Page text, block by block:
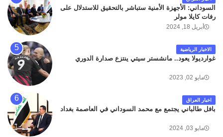
السوداني: الأجهزة الأمنية ستباشر بالتحقيق للاستدلال على
رفات كايلا مولر
أبريل 18, 2024
الاخبار الرياضية
غوارديولا يعود.. مانشستر سيتي ينتزع صدارة الدوري
مايو 02, 2023
اخبار العراق
بافل طالباني يجتمع مع محمد السوداني في العاصمة بغداد
مايو 03, 2024